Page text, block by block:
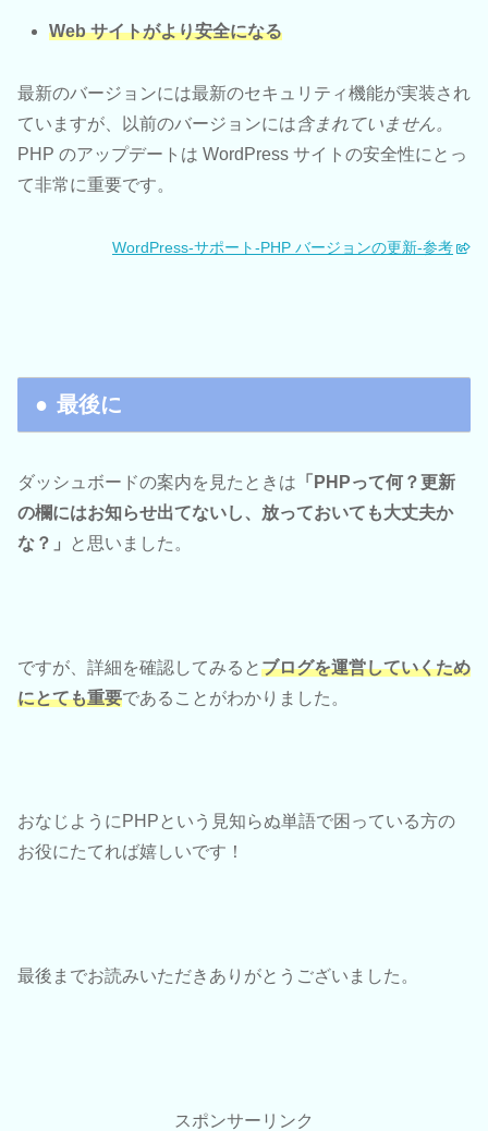
Web サイトがより安全になる
最新のバージョンには最新のセキュリティ機能が実装され
ていますが、以前のバージョンには含まれていません。
PHP のアップデートは WordPress サイトの安全性にとっ
て非常に重要です。
WordPress-サポート-PHP バージョンの更新-参考
最後に
ダッシュボードの案内を見たときは 「PHPって何？更新
の欄にはお知らせ出てないし、放っておいても大丈夫か
な？」
と思いました。
ですが、詳細を確認してみるとブログを運営していくため
にとても重要であることがわかりました。
おなじようにPHPという見知らぬ単語で困っている方の
お役にたてれば嬉しいです！
最後までお読みいただきありがとうございました。
スポンサーリンク